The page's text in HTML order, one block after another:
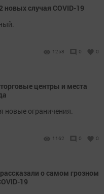
новых случая COVID-19
1258 0 0
центры и места
новые ограничения.
1162 0 0
о самом грозном
19